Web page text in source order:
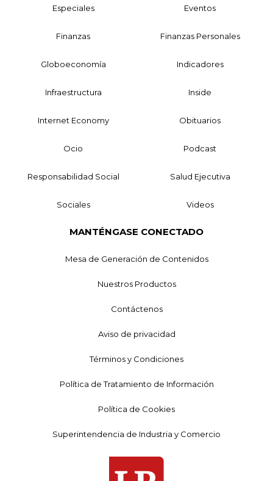
Especiales Eventos
Finanzas Finanzas Personales
Globoeconomía Indicadores
Infraestructura Inside
Internet Economy Obituarios
Ocio Podcast
Responsabilidad Social Salud Ejecutiva
Sociales Videos
MANTÉNGASE CONECTADO
Mesa de Generación de Contenidos
Nuestros Productos
Contáctenos
Aviso de privacidad
Términos y Condiciones
Política de Tratamiento de Información
Política de Cookies
Superintendencia de Industria y Comercio